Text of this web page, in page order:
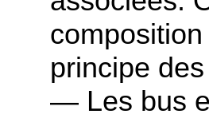
principe
— Les bus